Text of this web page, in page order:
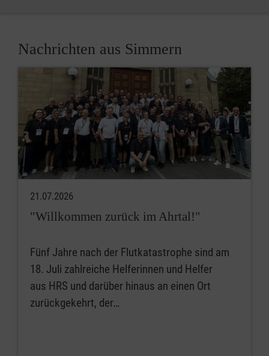
Nachrichten aus Simmern
21.07.2026
"Willkommen zurück im Ahrtal!"
Fünf Jahre nach der Flutkatastrophe sind am
18. Juli zahlreiche Helferinnen und Helfer
aus HRS und darüber hinaus an einen Ort
zurückgekehrt, der…